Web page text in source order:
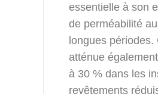
essentielle à son
de perméabilité
longues
atténue
à 30 % dans les
revêtements